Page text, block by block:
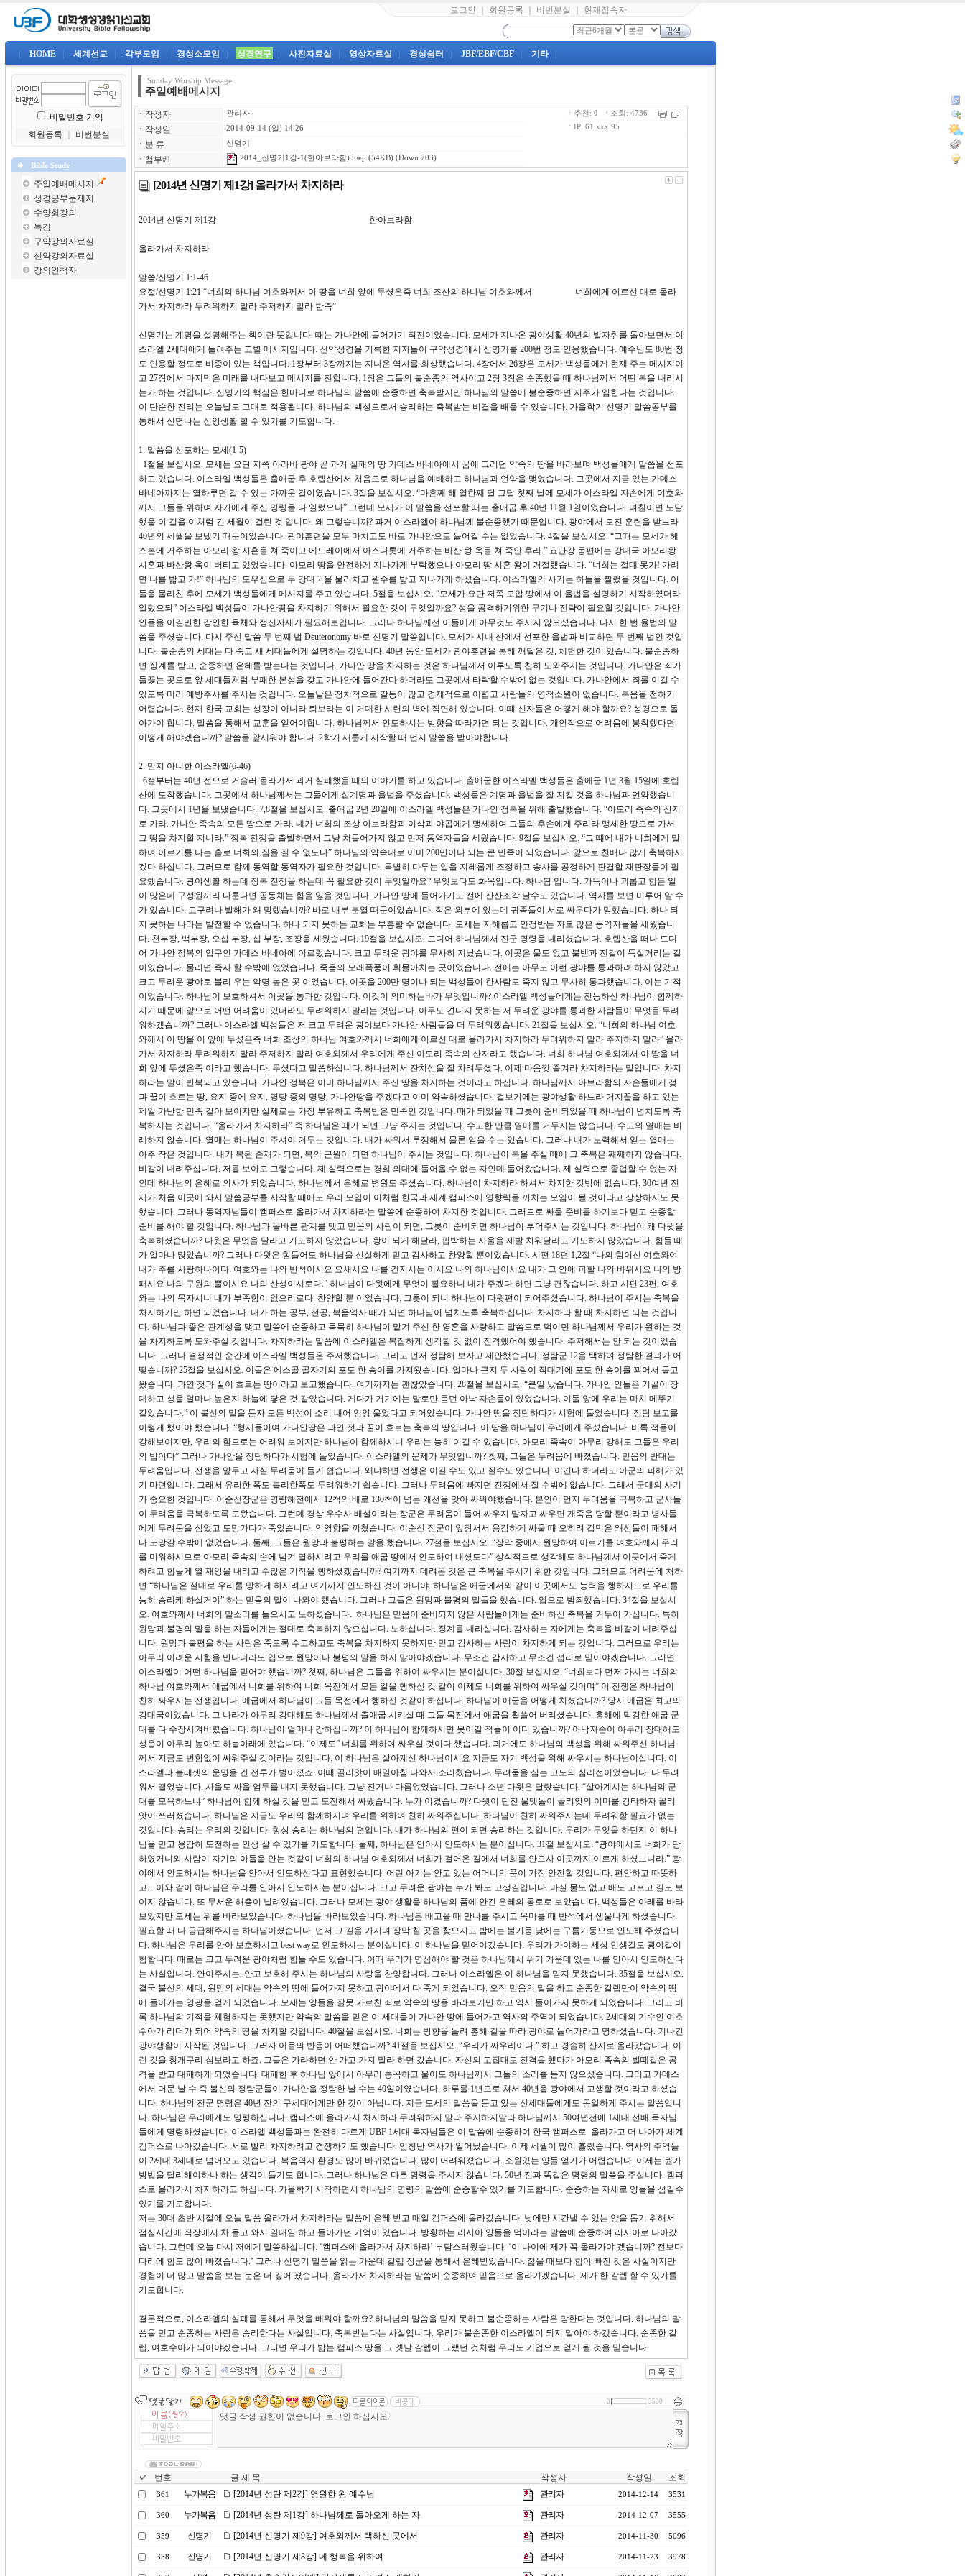
로그인 회원등록 비번분실 현재접속자
HOME 세계선교 각부모임 경성소모임 성경연구 사진자료실 영상자료실 경성쉼터 JBF/EBF/CBF 기타
비밀번호 기억
회원등록
비번분실
Bible Study
주일예배메시지
성경공부문제지
수양회강의
특강
구약강의자료실
신약강의자료실
강의안책자
Sunday Worship Message
주일예배메시지
ㆍ 작성자 관리자
ㆍ 작성일 2014-09-14 (일) 14:26
ㆍ 분 류 신명기
ㆍ 첨부#1 2014_신명기1강-1(한아브라함).hwp (54KB) (Down:703)
ㆍ추천: 0 ㆍ조회: 4736
ㆍ IP: 61.xxx.95
[2014년 신명기 제1강] 올라가서 차지하라
2014년 신명기 제1강 한아브라함
올라가서 차지하라
말씀/신명기 1:1-46
요절/신명기 1:21 “너희의 하나님 여호와께서 이 땅을 너희 앞에 두셨은즉 너희 조산의 하나님 여호와께서 너희에게 이르신 대로 올라
가서 차지하라 두려워하지 말라 주저하지 말라 한즉”
신명기는 계명을 설명해주는 책이란 뜻입니다. 때는 가나안에 들어가기 직전이었습니다. 모세가 지나온 광야생활 40년의 발자취를 돌아보면서 이
스라엘 2세대에게 들려주는 고별 메시지입니다. 신약성경을 기록한 저자들이 구약성경에서 신명기를 200번 정도 인용했습니다. 예수님도 80번 정
도 인용할 정도로 비중이 있는 책입니다. 1장부터 3장까지는 지나온 역사를 회상했습니다. 4장에서 26장은 모세가 백성들에게 현재 주는 메시지이
고 27장에서 마지막은 미래를 내다보고 메시지를 전합니다. 1장은 그들의 불순종의 역사이고 2장 3장은 순종했을 때 하나님께서 어떤 복을 내리시
는가 하는 것입니다. 신명기의 핵심은 한마디로 하나님의 말씀에 순종하면 축복받지만 하나님의 말씀에 불순종하면 저주가 임한다는 것입니다.
이 단순한 진리는 오늘날도 그대로 적용됩니다. 하나님의 백성으로서 승리하는 축복받는 비결을 배울 수 있습니다. 가을학기 신명기 말씀공부를
통해서 신명나는 신앙생활 할 수 있기를 기도합니다.
1. 말씀을 선포하는 모세(1-5)
1절을 보십시오. 모세는 요단 저쪽 아라바 광야 곧 과거 실패의 땅 가데스 바네아에서 꿈에 그리던 약속의 땅을 바라보며 백성들에게 말씀을 선포
하고 있습니다. 이스라엘 백성들은 출애굽 후 호렙산에서 처음으로 하나님을 예배하고 하나님과 언약을 맺었습니다. 그곳에서 지금 있는 가데스
바네아까지는 열하루면 갈 수 있는 가까운 길이였습니다. 3절을 보십시오. “마흔째 해 열한째 달 그달 첫째 날에 모세가 이스라엘 자손에게 여호와
께서 그들을 위하여 자기에게 주신 명령을 다 일렀으나” 그런데 모세가 이 말씀을 선포할 때는 출애굽 후 40년 11월 1일이었습니다. 며칠이면 도달
했을 이 길을 이처럼 긴 세월이 걸린 것 입니다. 왜 그렇습니까? 과거 이스라엘이 하나님께 불순종했기 때문입니다. 광야에서 모진 훈련을 받느라
40년의 세월을 보냈기 때문이었습니다. 광야훈련을 모두 마치고도 바로 가나안으로 들어갈 수는 없었습니다. 4절을 보십시오. “그때는 모세가 헤
스본에 거주하는 아모리 왕 시혼을 쳐 죽이고 에드레이에서 아스다롯에 거주하는 바산 왕 옥을 쳐 죽인 후라.” 요단강 동편에는 강대국 아모리왕
시혼과 바산왕 옥이 버티고 있었습니다. 아모리 땅을 안전하게 지나가게 부탁했으나 아모리 땅 시혼 왕이 거절했습니다. “너희는 절대 못가! 가려
면 나를 밟고 가!” 하나님의 도우심으로 두 강대국을 물리치고 원수를 밟고 지나가게 하셨습니다. 이스라엘의 사기는 하늘을 찔렀을 것입니다. 이
들을 물리친 후에 모세가 백성들에게 메시지를 주고 있습니다. 5절을 보십시오. “모세가 요단 저쪽 모압 땅에서 이 율법을 설명하기 시작하였더라
일렀으되” 이스라엘 백성들이 가나안땅을 차지하기 위해서 필요한 것이 무엇일까요? 성을 공격하기위한 무기나 전략이 필요할 것입니다. 가나안
인들을 이길만한 강인한 육체와 정신자세가 필요해보입니다. 그러나 하나님께선 이들에게 아무것도 주시지 않으셨습니다. 다시 한 번 율법의 말
씀을 주셨습니다. 다시 주신 말씀 두 번째 법 Deuteronomy 바로 신명기 말씀입니다. 모세가 시내 산에서 선포한 율법과 비교하면 두 번째 법인 것입
니다. 불순종의 세대는 다 죽고 새 세대들에게 설명하는 것입니다. 40년 동안 모세가 광야훈련을 통해 깨달은 것, 체험한 것이 있습니다. 불순종하
면 징계를 받고, 순종하면 은혜를 받는다는 것입니다. 가나안 땅을 차지하는 것은 하나님께서 이루도록 친히 도와주시는 것입니다. 가나안은 죄가
들끓는 곳으로 앞 세대들처럼 부패한 본성을 갖고 가나안에 들어간다 하더라도 그곳에서 타락할 수밖에 없는 것입니다. 가나안에서 죄를 이길 수
있도록 미리 예방주사를 주시는 것입니다. 오늘날은 정치적으로 갈등이 많고 경제적으로 어렵고 사람들의 영적소원이 없습니다. 복음을 전하기
어렵습니다. 현재 한국 교회는 성장이 아니라 퇴보라는 이 거대한 시련의 벽에 직면해 있습니다. 이때 신자들은 어떻게 해야 할까요? 성경으로 돌
아가야 합니다. 말씀을 통해서 교훈을 얻어야합니다. 하나님께서 인도하시는 방향을 따라가면 되는 것입니다. 개인적으로 어려움에 봉착했다면
어떻게 해야겠습니까? 말씀을 앞세워야 합니다. 2학기 새롭게 시작할 때 먼저 말씀을 받아야합니다.
2. 믿지 아니한 이스라엘(6-46)
6절부터는 40년 전으로 거슬러 올라가서 과거 실패했을 때의 이야기를 하고 있습니다. 출애굽한 이스라엘 백성들은 출애굽 1년 3월 15일에 호렙
산에 도착했습니다. 그곳에서 하나님께서는 그들에게 십계명과 율법을 주셨습니다. 백성들은 계명과 율법을 잘 지킬 것을 하나님과 언약했습니
다. 그곳에서 1년을 보냈습니다. 7,8절을 보십시오. 출애굽 2년 20일에 이스라엘 백성들은 가나안 정복을 위해 출발했습니다. “아모리 족속의 산지
로 가라. 가나안 족속의 모든 땅으로 가라. 내가 너희의 조상 아브라함과 이삭과 야곱에게 맹세하여 그들의 후손에게 주리라 맹세한 땅으로 가서
그 땅을 차지할 지니라.” 정복 전쟁을 출발하면서 그냥 쳐들어가지 않고 먼저 동역자들을 세웠습니다. 9절을 보십시오. “그 때에 내가 너희에게 말
하여 이르기를 나는 홀로 너희의 짐을 질 수 없도다” 하나님의 약속대로 이미 200만이나 되는 큰 민족이 되었습니다. 앞으로 천배나 많게 축복하시
겠다 하십니다. 그러므로 함께 동역할 동역자가 필요한 것입니다. 특별히 다투는 일을 지혜롭게 조정하고 송사를 공정하게 판결할 재판장들이 필
요했습니다. 광야생활 하는데 정복 전쟁을 하는데 꼭 필요한 것이 무엇일까요? 무엇보다도 화목입니다. 하나됨 입니다. 가뜩이나 괴롭고 힘든 일
이 많은데 구성원끼리 다툰다면 공동체는 힘을 잃을 것입니다. 가나안 땅에 들어가기도 전에 산산조각 날수도 있습니다. 역사를 보면 미루어 알 수
가 있습니다. 고구려나 발해가 왜 망했습니까? 바로 내부 분열 때문이었습니다. 적은 외부에 있는데 귀족들이 서로 싸우다가 망했습니다. 하나 되
지 못하는 나라는 발전할 수 없습니다. 하나 되지 못하는 교회는 부흥할 수 없습니다. 모세는 지혜롭고 인정받는 자로 많은 동역자들을 세웠습니
다. 천부장, 백부장, 오십 부장, 십 부장, 조장을 세웠습니다. 19절을 보십시오. 드디어 하나님께서 진군 명령을 내리셨습니다. 호렙산을 떠나 드디
어 가나안 정복의 입구인 가데스 바네아에 이르렀습니다. 크고 두려운 광야를 무사히 지났습니다. 이곳은 물도 없고 불뱀과 전갈이 득실거리는 길
이였습니다. 물리면 즉사 할 수밖에 없었습니다. 죽음의 모래폭풍이 휘몰아치는 곳이었습니다. 전에는 아무도 이런 광야를 통과하려 하지 않았고
크고 두려운 광야로 불리 우는 악명 높은 곳 이었습니다. 이곳을 200만 명이나 되는 백성들이 한사람도 죽지 않고 무사히 통과했습니다. 이는 기적
이었습니다. 하나님이 보호하셔서 이곳을 통과한 것입니다. 이것이 의미하는바가 무엇입니까? 이스라엘 백성들에게는 전능하신 하나님이 함께하
시기 때문에 앞으로 어떤 어려움이 있더라도 두려워하지 말라는 것입니다. 아무도 견디지 못하는 저 두려운 광야를 통과한 사람들이 무엇을 두려
워하겠습니까? 그러나 이스라엘 백성들은 저 크고 두려운 광야보다 가나안 사람들을 더 두려워했습니다. 21절을 보십시오. “너희의 하나님 여호
와께서 이 땅을 이 앞에 두셨은즉 너희 조상의 하나님 여호와께서 너희에게 이르신 대로 올라가서 차지하라 두려워하지 말라 주저하지 말라” 올라
가서 차지하라 두려워하지 말라 주저하지 말라 여호와께서 우리에게 주신 아모리 족속의 산지라고 했습니다. 너희 하나님 여호와께서 이 땅을 너
희 앞에 두셨은즉 이라고 했습니다. 두셨다고 말씀하십니다. 하나님께서 잔치상을 잘 차려두셨다. 이제 마음껏 즐겨라 차지하라는 말입니다. 차지
하라는 말이 반복되고 있습니다. 가나안 정복은 이미 하나님께서 주신 땅을 차지하는 것이라고 하십니다. 하나님께서 아브라함의 자손들에게 젖
과 꿀이 흐르는 땅, 요지 중에 요지, 명당 중의 명당, 가나안땅을 주겠다고 이미 약속하셨습니다. 겉보기에는 광야생활 하느라 거지꼴을 하고 있는
제일 가난한 민족 같아 보이지만 실제로는 가장 부유하고 축복받은 민족인 것입니다. 때가 되었을 때 그릇이 준비되었을 때 하나님이 넘치도록 축
복하시는 것입니다. “올라가서 차지하라” 즉 하나님은 때가 되면 그냥 주시는 것입니다. 수고한 만큼 열매를 거두지는 않습니다. 수고와 열매는 비
례하지 않습니다. 열매는 하나님이 주셔야 거두는 것입니다. 내가 싸워서 투쟁해서 물론 얻을 수는 있습니다. 그러나 내가 노력해서 얻는 열매는
아주 작은 것입니다. 내가 복된 존재가 되면, 복의 근원이 되면 하나님이 주시는 것입니다. 하나님이 복을 주실 때에 그 축복은 째째하지 않습니다.
비같이 내려주십니다. 저를 보아도 그렇습니다. 제 실력으로는 경희 의대에 들어올 수 없는 자인데 들어왔습니다. 제 실력으로 졸업할 수 없는 자
인데 하나님의 은혜로 의사가 되었습니다. 하나님께서 은혜로 병원도 주셨습니다. 하나님이 차지하라 하셔서 차지한 것밖에 없습니다. 30여년 전
제가 처음 이곳에 와서 말씀공부를 시작할 때에도 우리 모임이 이처럼 한국과 세계 캠퍼스에 영향력을 끼치는 모임이 될 것이라고 상상하지도 못
했습니다. 그러나 동역자님들이 캠퍼스로 올라가서 차지하라는 말씀에 순종하여 차지한 것입니다. 그러므로 싸울 준비를 하기보다 믿고 순종할
준비를 해야 할 것입니다. 하나님과 올바른 관계를 맺고 믿음의 사람이 되면, 그릇이 준비되면 하나님이 부어주시는 것입니다. 하나님이 왜 다윗을
축복하셨습니까? 다윗은 무엇을 달라고 기도하지 않았습니다. 왕이 되게 해달라, 핍박하는 사울을 제발 치워달라고 기도하지 않았습니다. 힘들 때
가 얼마나 많았습니까? 그러나 다윗은 힘들어도 하나님을 신실하게 믿고 감사하고 찬양할 뿐이었습니다. 시편 18편 1,2절 “나의 힘이신 여호와여
내가 주를 사랑하나이다. 여호와는 나의 반석이시요 요새시요 나를 건지시는 이시요 나의 하나님이시요 내가 그 안에 피할 나의 바위시요 나의 방
패시요 나의 구원의 뿔이시요 나의 산성이시로다.” 하나님이 다윗에게 무엇이 필요하니 내가 주겠다 하면 그냥 괜찮습니다. 하고 시편 23편, 여호
와는 나의 목자시니 내가 부족함이 없으리로다. 찬양할 뿐 이었습니다. 그릇이 되니 하나님이 다윗편이 되어주셨습니다. 하나님이 주시는 축복을
차지하기만 하면 되었습니다. 내가 하는 공부, 전공, 복음역사 때가 되면 하나님이 넘치도록 축복하십니다. 차지하라 할 때 차지하면 되는 것입니
다. 하나님과 좋은 관계성을 맺고 말씀에 순종하고 묵묵히 하나님이 맡겨 주신 한 영혼을 사랑하고 말씀으로 먹이면 하나님께서 우리가 원하는 것
을 차지하도록 도와주실 것입니다. 차지하라는 말씀에 이스라엘은 복잡하게 생각할 것 없이 진격했어야 했습니다. 주저해서는 안 되는 것이었습
니다. 그러나 결정적인 순간에 이스라엘 백성들은 주저했습니다. 그리고 먼저 정탐해 보자고 제안했습니다. 정탐군 12을 택하여 정탐한 결과가 어
떻습니까? 25절을 보십시오. 이들은 에스골 골자기의 포도 한 송이를 가져왔습니다. 얼마나 큰지 두 사람이 작대기에 포도 한 송이를 꾀어서 들고
왔습니다. 과연 젖과 꿀이 흐르는 땅이라고 보고했습니다. 여기까지는 괜찮았습니다. 28절을 보십시오. “큰일 났습니다. 가나안 인들은 기골이 장
대하고 성을 얼마나 높은지 하늘에 닿은 것 같았습니다. 게다가 거기에는 말로만 듣던 아낙 자손들이 있었습니다. 이들 앞에 우리는 마치 메뚜기
같았습니다.” 이 불신의 말을 듣자 모든 백성이 소리 내어 엉엉 울었다고 되어있습니다. 가나안 땅을 정탐하다가 시험에 들었습니다. 정탐 보고를
이렇게 했어야 했습니다. “형제들이여 가나안땅은 과연 젓과 꿀이 흐르는 축복의 땅입니다. 이 땅을 하나님이 우리에게 주셨습니다. 비록 적들이
강해보이지만, 우리의 힘으로는 어려워 보이지만 하나님이 함께하시니 우리는 능히 이길 수 있습니다. 아모리 족속이 아무리 강해도 그들은 우리
의 밥이다” 그러나 가나안을 정탐하다가 시험에 들었습니다. 이스라엘의 문제가 무엇입니까? 첫째, 그들은 두려움에 빠졌습니다. 믿음의 반대는
두려움입니다. 전쟁을 앞두고 사실 두려움이 들기 쉽습니다. 왜냐하면 전쟁은 이길 수도 있고 질수도 있습니다. 이긴다 하더라도 아군의 피해가 있
기 마련입니다. 그래서 유리한 쪽도 불리한쪽도 두려워하기 쉽습니다. 그러나 두려움에 빠지면 전쟁에서 질 수밖에 없습니다. 그래서 군대의 사기
가 중요한 것입니다. 이순신장군은 명량해전에서 12척의 배로 130척이 넘는 왜선을 맞아 싸워야했습니다. 본인이 먼저 두려움을 극복하고 군사들
이 두려움을 극복하도록 도왔습니다. 그런데 경상 우수사 배설이라는 장군은 두려움이 들어 싸우지 말자고 싸우면 개죽음 당할 뿐이라고 병사들
에게 두려움을 심었고 도망가다가 죽었습니다. 악영향을 끼쳤습니다. 이순신 장군이 앞장서서 용감하게 싸울 때 오히려 겁먹은 왜선들이 패해서
다 도망갈 수밖에 없었습니다. 둘째, 그들은 원망과 불평하는 말을 했습니다. 27절을 보십시오. “장막 중에서 원망하여 이르기를 여호와께서 우리
를 미워하시므로 아모리 족속의 손에 넘겨 멸하시려고 우리를 애굽 땅에서 인도하여 내셨도다” 상식적으로 생각해도 하나님께서 이곳에서 죽게
하려고 힘들게 열 재앙을 내리고 수많은 기적을 행하셨겠습니까? 여기까지 데려온 것은 큰 축복을 주시기 위한 것입니다. 그러므로 어려움에 처하
면 “하나님은 절대로 우리를 망하게 하시려고 여기까지 인도하신 것이 아니야. 하나님은 애굽에서와 같이 이곳에서도 능력을 행하시므로 우리를
능히 승리케 하실거야” 하는 믿음의 말이 나와야 했습니다. 그러나 그들은 원망과 불평의 말들을 했습니다. 입으로 범죄했습니다. 34절을 보십시
오. 여호와께서 너희의 말소리를 들으시고 노하셨습니다. 하나님은 믿음이 준비되지 않은 사람들에게는 준비하신 축복을 거두어 가십니다. 특히
원망과 불평의 말을 하는 자들에게는 절대로 축복하지 않으십니다. 노하십니다. 징계를 내리십니다. 감사하는 자에게는 축복을 비같이 내려주십
니다. 원망과 불평을 하는 사람은 죽도록 수고하고도 축복을 차지하지 못하지만 믿고 감사하는 사람이 차지하게 되는 것입니다. 그러므로 우리는
아무리 어려운 시험을 만나더라도 입으로 원망이나 불평의 말을 하지 말아야겠습니다. 무조건 감사하고 무조건 섭리로 믿어야겠습니다. 그러면
이스라엘이 어떤 하나님을 믿어야 했습니까? 첫째, 하나님은 그들을 위하여 싸우시는 분이십니다. 30절 보십시오. “너희보다 먼저 가시는 너희의
하나님 여호와께서 애굽에서 너희를 위하여 너희 목전에서 모든 일을 행하신 것 같이 이제도 너희를 위하여 싸우실 것이며” 이 전쟁은 하나님이
친히 싸우시는 전쟁입니다. 애굽에서 하나님이 그들 목전에서 행하신 것같이 하십니다. 하나님이 애굽을 어떻게 치셨습니까? 당시 애굽은 최고의
강대국이었습니다. 그 나라가 아무리 강대해도 하나님께서 출애굽 시키실 때 그들 목전에서 애굽을 휩쓸어 버리셨습니다. 홍해에 막강한 애굽 군
대를 다 수장시켜버렸습니다. 하나님이 얼마나 강하십니까? 이 하나님이 함께하시면 못이길 적들이 어디 있습니까? 아낙자손이 아무리 장대해도
성읍이 아무리 높아도 하늘아래에 있습니다. “이제도” 너희를 위하여 싸우실 것이다 했습니다. 과거에도 하나님의 백성을 위해 싸워주신 하나님
께서 지금도 변함없이 싸워주실 것이라는 것입니다. 이 하나님은 살아계신 하나님이시요 지금도 자기 백성을 위해 싸우시는 하나님이십니다. 이
스라엘과 블레셋의 운명을 건 전투가 벌어졌죠. 이때 골리앗이 매일아침 나와서 소리쳤습니다. 두려움을 심는 고도의 심리전이었습니다. 다 두려
워서 떨었습니다. 사울도 싸울 엄두를 내지 못했습니다. 그냥 진거나 다름없었습니다. 그러나 소년 다윗은 달랐습니다. “살아계시는 하나님의 군
대를 모욕하느냐” 하나님이 함께 하실 것을 믿고 도전해서 싸웠습니다. 누가 이겼습니까? 다윗이 던진 물맷돌이 골리앗의 이마를 강타하자 골리
앗이 쓰러졌습니다. 하나님은 지금도 우리와 함께하시며 우리를 위하여 친히 싸워주십니다. 하나님이 친히 싸워주시는데 두려워할 필요가 없는
것입니다. 승리는 우리의 것입니다. 항상 승리는 하나님의 편입니다. 내가 하나님의 편이 되면 승리하는 것입니다. 우리가 무엇을 하던지 이 하나
님을 믿고 용감히 도전하는 인생 살 수 있기를 기도합니다. 둘째, 하나님은 안아서 인도하시는 분이십니다. 31절 보십시오. “광야에서도 너희가 당
하였거니와 사람이 자기의 아들을 안는 것같이 너희의 하나님 여호와께서 너희가 걸어온 길에서 너희를 안으사 이곳까지 이르게 하셨느니라.” 광
야에서 인도하시는 하나님을 안아서 인도하신다고 표현했습니다. 어린 아기는 안고 있는 어머니의 품이 가장 안전할 것입니다. 편안하고 따뜻하
고... 이와 같이 하나님은 우리를 안아서 인도하시는 분이십니다. 크고 두려운 광야는 누가 봐도 고생길입니다. 마실 물도 없고 배도 고프고 길도 보
이지 않습니다. 또 무서운 해충이 널려있습니다. 그러나 모세는 광야 생활을 하나님의 품에 안긴 은혜의 통로로 보았습니다. 백성들은 아래를 바라
보았지만 모세는 위를 바라보았습니다. 하나님을 바라보았습니다. 하나님은 배고플 때 만나를 주시고 목마를 때 반석에서 샘물나게 하셨습니다.
필요할 때 다 공급해주시는 하나님이셨습니다. 먼저 그 길을 가시며 장막 칠 곳을 찾으시고 밤에는 불기둥 낮에는 구름기둥으로 인도해 주셨습니
다. 하나님은 우리를 안아 보호하시고 best way로 인도하시는 분이십니다. 이 하나님을 믿어야겠습니다. 우리가 가야하는 세상 인생길도 광야같이
험합니다. 때로는 크고 두려운 광야처럼 힘들 수도 있습니다. 이때 우리가 명심해야 할 것은 하나님께서 위기 가운데 있는 나를 안아서 인도하신다
는 사실입니다. 안아주시는, 안고 보호해 주시는 하나님의 사랑을 찬양합니다. 그러나 이스라엘은 이 하나님을 믿지 못했습니다. 35절을 보십시오.
결국 불신의 세대, 원망의 세대는 약속의 땅에 들어가지 못하고 광야에서 다 죽게 되었습니다. 오직 믿음의 말을 하고 순종한 갈렙만이 약속의 땅
에 들어가는 영광을 얻게 되었습니다. 모세는 양들을 잘못 가르친 죄로 약속의 땅을 바라보기만 하고 역시 들어가지 못하게 되었습니다. 그리고 비
록 하나님의 기적을 체험하지는 못했지만 약속의 말씀을 믿은 이 세대들이 가나안 땅에 들어가고 역사의 주역이 되었습니다. 2세대의 기수인 여호
수아가 리더가 되어 약속의 땅을 차지할 것입니다. 40절을 보십시오. 너희는 방향을 돌려 홍해 길을 따라 광야로 들어가라고 명하셨습니다. 기나긴
광야생활이 시작된 것입니다. 그러자 이들의 반응이 어떠했습니까? 41절을 보십시오. “우리가 싸우리이다.” 하고 경솔히 산지로 올라갔습니다. 이
런 것을 청개구리 심보라고 하죠. 그들은 가라하면 안 가고 가지 말라 하면 갔습니다. 자신의 고집대로 진격을 했다가 아모리 족속의 벌떼같은 공
격을 받고 대패하게 되었습니다. 대패한 후 하나님 앞에서 아무리 통곡하고 울어도 하나님께서 그들의 소리를 듣지 않으셨습니다. 그리고 가데스
에서 머문 날 수 즉 불신의 정탐군들이 가나안을 정탐한 날 수는 40일이였습니다. 하루를 1년으로 쳐서 40년을 광야에서 고생할 것이라고 하셨습
니다. 하나님의 진군 명령은 40년 전의 구세대에게만 한 것이 아닙니다. 지금 모세의 말씀을 듣고 있는 신세대들에게도 동일하게 주시는 말씀입니
다. 하나님은 우리에게도 명령하십니다. 캠퍼스에 올라가서 차지하라 두려워하지 말라 주저하지말라 하나님께서 50여년전에 1세대 선배 목자님
들에게 명령하셨습니다. 이스라엘 백성들과는 완전히 다르게 UBF 1세대 목자님들은 이 말씀에 순종하여 한국 캠퍼스로 올라가고 더 나아가 세계
캠퍼스로 나아갔습니다. 서로 빨리 차지하려고 경쟁하기도 했습니다. 엄청난 역사가 일어났습니다. 이제 세월이 많이 흘렀습니다. 역사의 주역들
이 2세대 3세대로 넘어오고 있습니다. 복음역사 환경도 많이 바뀌었습니다. 많이 어려워졌습니다. 소원있는 양들 얻기가 어렵습니다. 이제는 뭔가
방법을 달리해야하나 하는 생각이 들기도 합니다. 그러나 하나님은 다른 명령을 주시지 않습니다. 50년 전과 똑같은 명령의 말씀을 주십니다. 캠퍼
스로 올라가서 차지하라고 하십니다. 가을학기 시작하면서 하나님의 명령의 말씀에 순종할수 있기를 기도합니다. 순종하는 자세로 양들을 섬길수
있기를 기도합니다.
저는 30대 초반 시절에 오늘 말씀 올라가서 차지하라는 말씀에 은혜 받고 매일 캠퍼스에 올라갔습니다. 낮에만 시간낼 수 있는 양을 돕기 위해서
점심시간에 직장에서 차 몰고 와서 일대일 하고 돌아가던 기억이 있습니다. 방황하는 러시아 양들을 먹이라는 말씀에 순종하여 러시아로 나아갔
습니다. 그런데 오늘 다시 저에게 말씀하십니다. ‘캠퍼스에 올라가서 차지하라’ 부담스러웠습니다. ‘이 나이에 제가 꼭 올라가야 겠습니까? 전보다
다리에 힘도 많이 빠졌습니다.’ 그러나 신명기 말씀을 읽는 가운데 갈렙 장군을 통해서 은혜받았습니다. 젊을 때보다 힘이 빠진 것은 사실이지만
경험이 더 많고 말씀을 보는 눈은 더 깊어 졌습니다. 올라가서 차지하라는 말씀에 순종하여 믿음으로 올라가겠습니다. 제가 한 갈렙 할 수 있기를
기도합니다.
결론적으로, 이스라엘의 실패를 통해서 무엇을 배워야 할까요? 하나님의 말씀을 믿지 못하고 불순종하는 사람은 망한다는 것입니다. 하나님의 말
씀을 믿고 순종하는 사람은 승리한다는 사실입니다. 축복받는다는 사실입니다. 우리가 불순종한 이스라엘이 되지 말아야 하겠습니다. 순종한 갈
렙, 여호수아가 되어야겠습니다. 그러면 우리가 밟는 캠퍼스 땅을 그 옛날 갈렙이 그랬던 것처럼 우리도 기업으로 얻게 될 것을 믿습니다.
0 3500
번호 글 제 목 작성자 작성일 조회
361 누가복음 [2014년 성탄 제2강] 영원한 왕 예수님 관리자 2014-12-14 3531
360 누가복음 [2014년 성탄 제1강] 하나님께로 돌아오게 하는 자 관리자 2014-12-07 3555
359 신명기 [2014년 신명기 제9강] 여호와께서 택하신 곳에서 관리자 2014-11-30 5096
358 신명기 [2014년 신명기 제8강] 네 행복을 위하여 관리자 2014-11-23 3978